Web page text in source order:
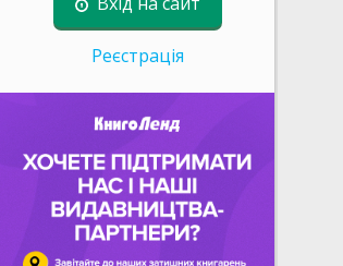
Реєстрація